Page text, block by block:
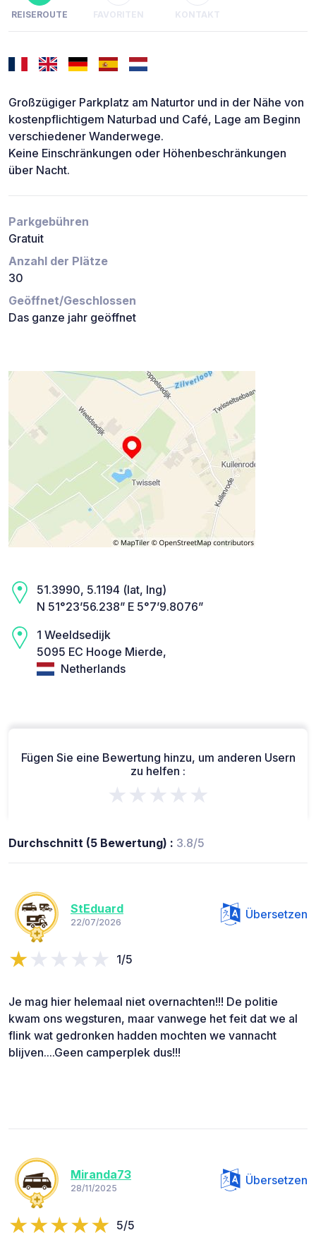
REISEROUTE FAVORITEN KONTAKT
Großzügiger Parkplatz am Naturtor und in der Nähe von
kostenpflichtigem Naturbad und Café, Lage am Beginn
verschiedener Wanderwege.
Keine Einschränkungen oder Höhenbeschränkungen
über Nacht.
Parkgebühren
Gratuit
Anzahl der Plätze
30
Geöffnet/Geschlossen
Das ganze jahr geöffnet
51.3990, 5.1194 (lat, lng)
N 51°23’56.238” E 5°7’9.8076”
1 Weeldsedijk
5095 EC Hooge Mierde,
Netherlands
Fügen Sie eine Bewertung hinzu, um anderen Usern
zu helfen :
★★★★★
Durchschnitt (5 Bewertung) : 3.8/5
StEduard
22/07/2026
Übersetzen
1/5
Je mag hier helemaal niet overnachten!!! De politie
kwam ons wegsturen, maar vanwege het feit dat we al
flink wat gedronken hadden mochten we vannacht
blijven....Geen camperplek dus!!!
Miranda73
28/11/2025
Übersetzen
5/5